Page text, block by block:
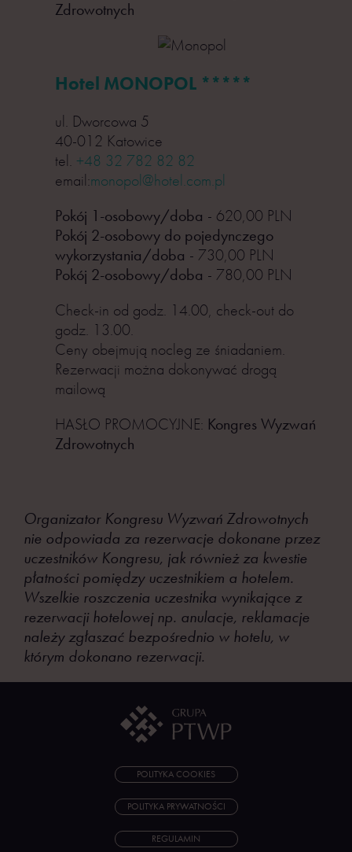
Zdrowotnych
Hotel MONOPOL *****
ul. Dworcowa 5
40-012 Katowice
tel. +48 32 782 82 82
email:monopol@hotel.com.pl
Pokój 1-osobowy/doba - 620,00 PLN
Pokój 2-osobowy do pojedynczego
wykorzystania/doba - 730,00 PLN
Pokój 2-osobowy/doba - 780,00 PLN
Check-in od godz. 14.00, check-out do
godz. 13.00.
Ceny obejmują nocleg ze śniadaniem.
Rezerwacji można dokonywać drogą
mailową
HASŁO PROMOCYJNE: Kongres Wyzwań
Zdrowotnych
Organizator Kongresu Wyzwań Zdrowotnych
nie odpowiada za rezerwacje dokonane przez
uczestników Kongresu, jak również za kwestie
płatności pomiędzy uczestnikiem a hotelem.
Wszelkie roszczenia uczestnika wynikające z
rezerwacji hotelowej np. anulacje, reklamacje
należy zgłaszać bezpośrednio w hotelu, w
którym dokonano rezerwacji.
POLITYKA COOKIES
POLITYKA PRYWATNOŚCI
REGULAMIN